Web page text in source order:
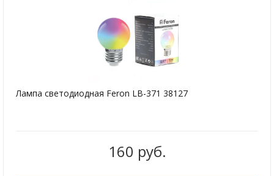
Лампа светодиодная Feron LB-371 38127
160 руб.